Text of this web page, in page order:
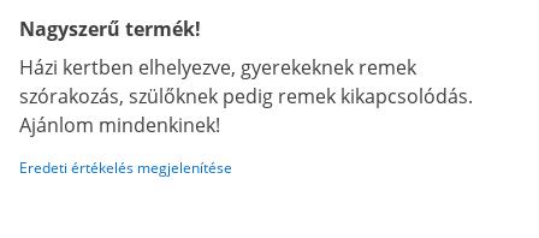
Nagyszerű termék!
Házi kertben elhelyezve, gyerekeknek remek
szórakozás, szülőknek pedig remek kikapcsolódás.
Ajánlom mindenkinek!
Eredeti értékelés megjelenítése